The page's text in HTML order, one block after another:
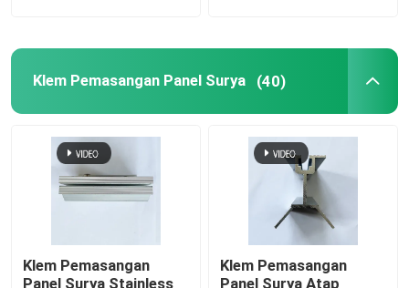
Klem Pemasangan Panel Surya (40)
Klem Pemasangan
Panel Surya Stainless
Klem Pemasangan
Panel Surya Atap